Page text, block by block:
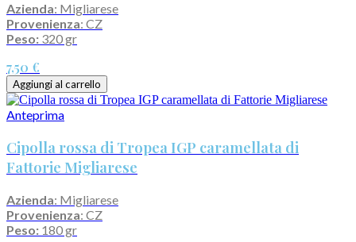
Azienda: Migliarese
Provenienza: CZ
Peso: 320 gr
7,50 €
Aggiungi al carrello
Anteprima
Cipolla rossa di Tropea IGP caramellata di
Fattorie Migliarese
Azienda: Migliarese
Provenienza: CZ
Peso: 180 gr